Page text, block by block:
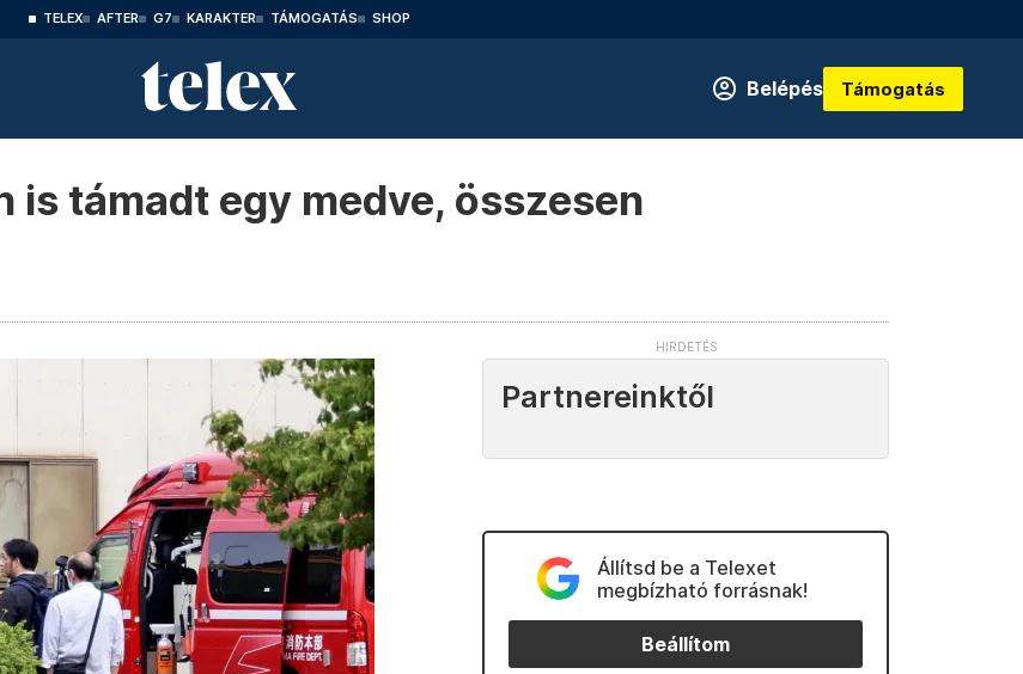
TELEX AFTER G7 KARAKTER TÁMOGATÁS SHOP
Belépés Támogatás
is támadt egy medve, összesen
Partnereinktől
Állítsd be a Telexet
megbízható forrásnak!
Beállítom